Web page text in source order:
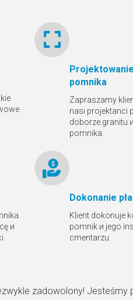
pomnika
Zapraszamy
nasi projektanci
doborze granitu
pomnika.
Dokonanie
Klient dokonuje
pomnik и jego
cmentarzu.
и
zadowolony!